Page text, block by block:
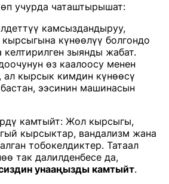
учурда чаташтырышат:
камсыздандыруу,
күнөөлүү болгондо
келтирилген зыянды жабат.
өз каалоосу менен
ал кырсык кимдин күнөөсү
ээсинин машинасын
камтыйт: Жол кырсыгы,
кырсыктар, вандализм жана
тобокелдиктер. Татаал
так далилденбесе да,
унааңызды камтыйт.